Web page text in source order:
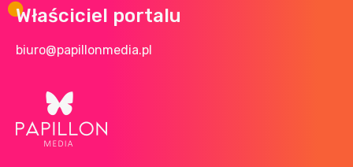
Właściciel portalu
biuro@papillonmedia.pl